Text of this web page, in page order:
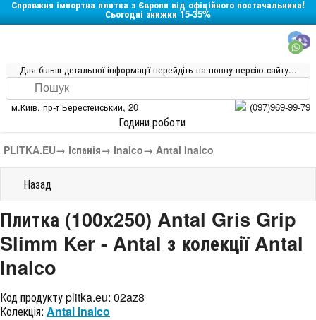
Справжня імпортна плитка з Європи від офіційного постачальника!
Сьогодні знижки 15-35%
Для більш детальної інформації перейдіть на повну версію сайту...
м.Київ, пр-т Берестейський, 20 (097)969-99-79
Години роботи
PLITKA.EU→ Іспанія→ Inalco→ Antal Inalco
Назад
Плитка (100x250) Antal Gris Grip
Slimm Ker - Antal з колекції Antal
Inalco
Код продукту plitka.eu: 02az8
Колекція: Antal Inalco